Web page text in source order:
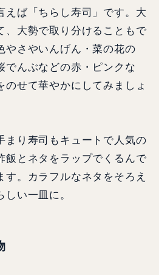
ば「ちらし寿司」です。大
、大勢で取り分けることもで
やさやいんげん・菜の花の
でんぶなどの赤・ピンクな
のせて華やかにしてみましょ
り寿司もキュートで人気の
飯とネタをラップでくるんで
す。カラフルなネタをそろえ
い一皿に。